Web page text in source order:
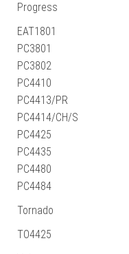
Progress
EAT1801
PC3801
PC3802
PC4410
PC4413/PR
PC4414/CH/S
PC4425
PC4435
PC4480
PC4484
Tornado
TO4425